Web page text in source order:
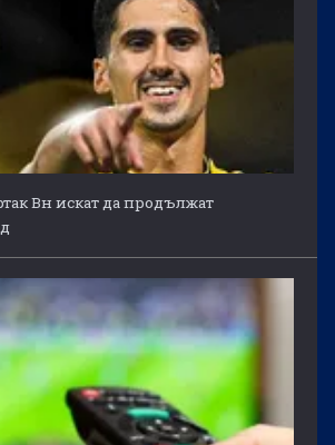
Вн искат да продължат